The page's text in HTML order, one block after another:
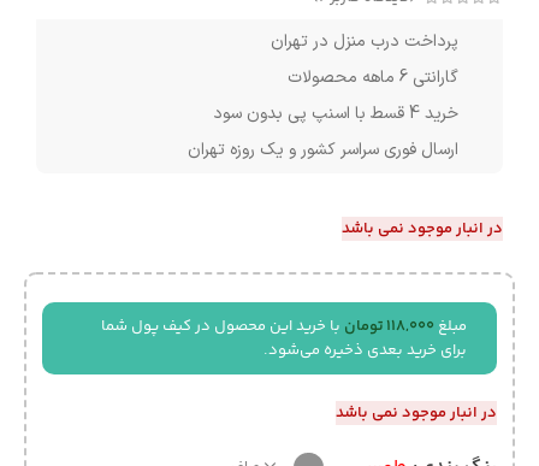
پرداخت درب منزل در تهران
گارانتی 6 ماهه محصولات
خرید 4 قسط با اسنپ پی بدون سود
ارسال فوری سراسر کشور و یک روزه تهران
در انبار موجود نمی باشد
مبلغ 118,000 تومان با خرید این محصول در کیف پول شما
برای خرید بعدی ذخیره می‌شود.
در انبار موجود نمی باشد